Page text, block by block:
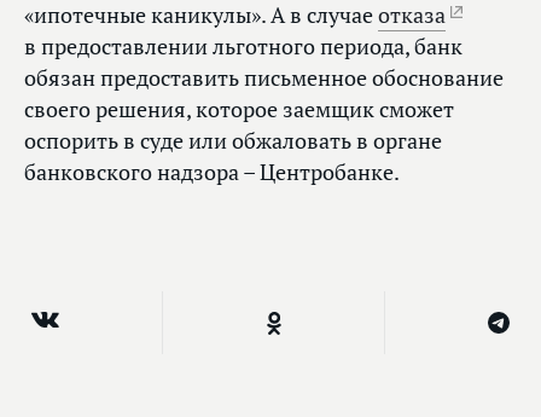
«ипотечные каникулы». А в случаеотказа
в предоставлении льготного периода, банк
обязан предоставить письменное обоснование
своего решения, которое заемщик сможет
оспорить в суде или обжаловать в органе
банковского надзора – Центробанке.